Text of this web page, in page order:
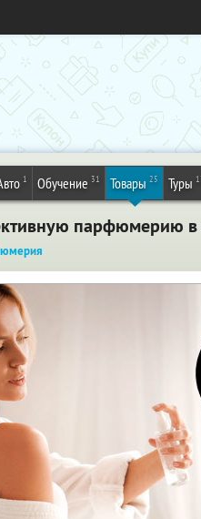
1 Обучение 31 Товары 25 Туры
парфюмерию в